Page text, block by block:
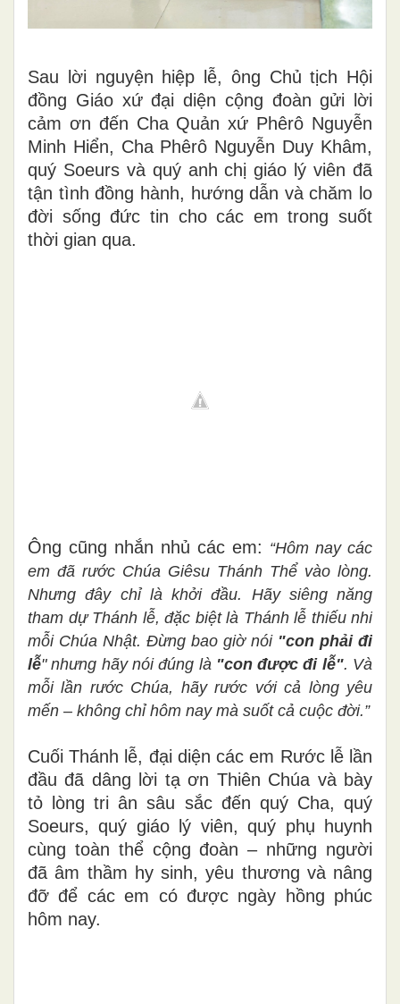
Sau lời nguyện hiệp lễ, ông Chủ tịch Hội
đồng Giáo xứ đại diện cộng đoàn gửi lời
cảm ơn đến Cha Quản xứ Phêrô Nguyễn
Minh Hiển, Cha Phêrô Nguyễn Duy Khâm,
quý Soeurs và quý anh chị giáo lý viên đã
tận tình đồng hành, hướng dẫn và chăm lo
đời sống đức tin cho các em trong suốt
thời gian qua.
Ông cũng nhắn nhủ các em: “Hôm nay các
em đã rước Chúa Giêsu Thánh Thể vào lòng.
Nhưng đây chỉ là khởi đầu. Hãy siêng năng
tham dự Thánh lễ, đặc biệt là Thánh lễ thiếu nhi
mỗi Chúa Nhật. Đừng bao giờ nói "con phải đi
lễ" nhưng hãy nói đúng là "con được đi lễ". Và
mỗi lần rước Chúa, hãy rước với cả lòng yêu
mến – không chỉ hôm nay mà suốt cả cuộc đời.”
Cuối Thánh lễ, đại diện các em Rước lễ lần
đầu đã dâng lời tạ ơn Thiên Chúa và bày
tỏ lòng tri ân sâu sắc đến quý Cha, quý
Soeurs, quý giáo lý viên, quý phụ huynh
cùng toàn thể cộng đoàn – những người
đã âm thầm hy sinh, yêu thương và nâng
đỡ để các em có được ngày hồng phúc
hôm nay.